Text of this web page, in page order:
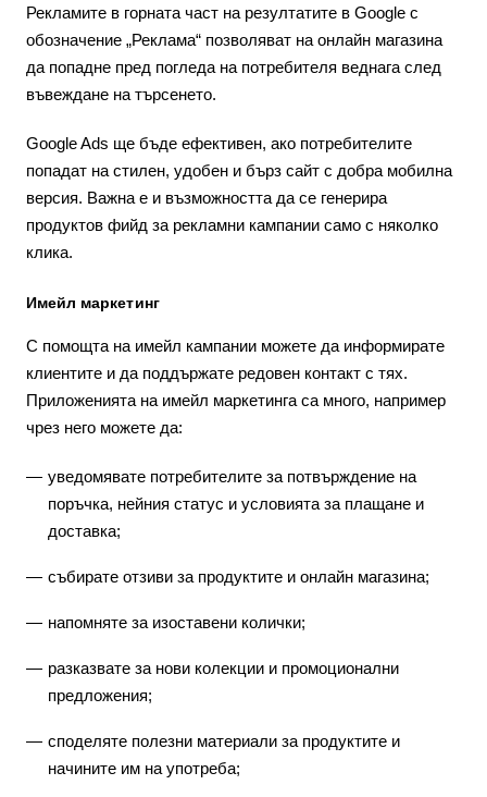
Рекламите в горната част на резултатите в Google с
обозначение „Реклама“ позволяват на онлайн магазина
да попадне пред погледа на потребителя веднага след
въвеждане на търсенето.
Google Ads ще бъде ефективен, ако потребителите
попадат на стилен, удобен и бърз сайт с добра мобилна
версия. Важна е и възможността да се генерира
продуктов фийд за рекламни кампании само с няколко
клика.
Имейл маркетинг
С помощта на имейл кампании можете да информирате
клиентите и да поддържате редовен контакт с тях.
Приложенията на имейл маркетинга са много, например
чрез него можете да:
уведомявате потребителите за потвърждение на
поръчка, нейния статус и условията за плащане и
доставка;
събирате отзиви за продуктите и онлайн магазина;
напомняте за изоставени колички;
разказвате за нови колекции и промоционални
предложения;
споделяте полезни материали за продуктите и
начините им на употреба;